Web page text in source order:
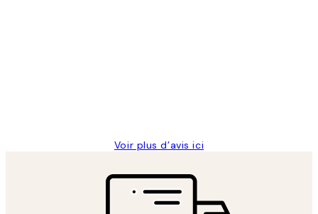
Voir plus d’avis ici